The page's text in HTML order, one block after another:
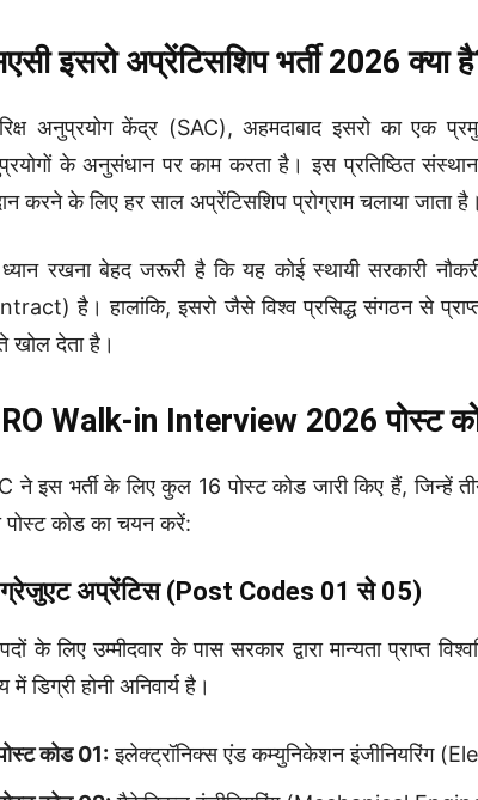
इसरो अप्रेंटिसशिप भर्ती 2026 क्या
अनुप्रयोग केंद्र (SAC), अहमदाबाद इसरो का एक
के अनुसंधान पर काम करता है। इस प्रतिष्ठित
करने के लिए हर साल अप्रेंटिसशिप प्रोग्राम चलाया जाता है।
रखना बेहद जरूरी है कि यह कोई स्थायी सरकारी
है। हालांकि, इसरो जैसे विश्व प्रसिद्ध संगठन से
खोल देता है।
Walk-in Interview 2026 पोस्ट
ने इस भर्ती के लिए कुल 16 पोस्ट कोड जारी किए हैं, जिन्हें
पोस्ट कोड का चयन करें:
अप्रेंटिस (Post Codes 01 से 05)
के लिए उम्मीदवार के पास सरकार द्वारा मान्यता प्राप्त
में डिग्री होनी अनिवार्य है।
कोड 01: इलेक्ट्रॉनिक्स एंड कम्युनिकेशन